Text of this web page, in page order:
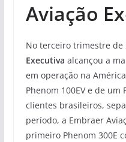
Aviação
No terceiro trimestre de
Executiva alcançou a
em operação na
Phenom 100EV e de um
clientes brasileiros,
período, a Embraer
primeiro Phenom 300E